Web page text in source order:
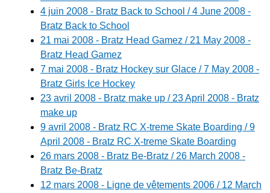
4 juin 2008 - Bratz Back to School / 4 June 2008 -
Bratz Back to School
21 mai 2008 - Bratz Head Gamez / 21 May 2008 -
Bratz Head Gamez
7 mai 2008 - Bratz Hockey sur Glace / 7 May 2008 -
Bratz Girls Ice Hockey
23 avril 2008 - Bratz make up / 23 April 2008 - Bratz
make up
9 avril 2008 - Bratz RC X-treme Skate Boarding / 9
April 2008 - Bratz RC X-treme Skate Boarding
26 mars 2008 - Bratz Be-Bratz / 26 March 2008 -
Bratz Be-Bratz
12 mars 2008 - Ligne de vêtements 2006 / 12 March